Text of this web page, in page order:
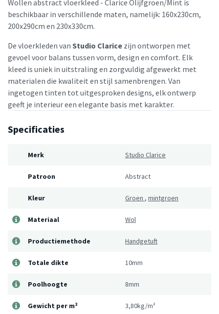
Wollen abstract vloerkleed - Clarice Olijfgroen/Mint is
beschikbaar in verschillende maten, namelijk: 160x230cm,
200x290cm en 230x330cm.
De vloerkleden van Studio Clarice zijn ontworpen met
gevoel voor balans tussen vorm, design en comfort. Elk
kleed is uniek in uitstraling en zorgvuldig afgewerkt met
materialen die kwaliteit en stijl samenbrengen. Van
ingetogen tinten tot uitgesproken designs, elk ontwerp
geeft je interieur een elegante basis met karakter.
Specificaties
Merk Studio Clarice
Patroon Abstract
Kleur Groen , mintgroen
Materiaal Wol
Productiemethode Handgetuft
Totale dikte 10mm
Poolhoogte 8mm
Gewicht per m² 3,80kg/m²